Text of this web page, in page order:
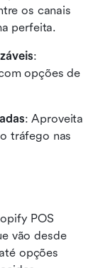
os canais
perfeita.
:
opções de
: Aproveita
tráfego nas
POS
vão desde
opções